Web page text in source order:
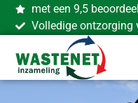
met een 9,5
Volledige ontzorging